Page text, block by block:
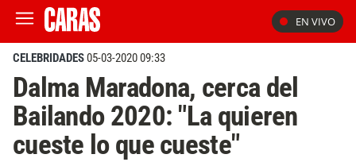
EN VIVO
CELEBRIDADES05-03-2020 09:33
Dalma Maradona, cerca del
Bailando 2020: "La quieren
cueste lo que cueste"